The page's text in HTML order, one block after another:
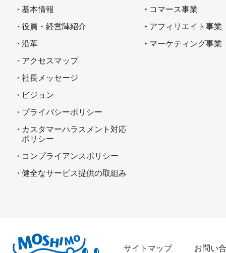
基本情報
役員・経営陣紹介
沿革
アクセスマップ
社長メッセージ
ビジョン
プライバシーポリシー
カスタマーハラスメント対応
ポリシー
コンプライアンスポリシー
健全なサービス提供の取組み
コマース事業
アフィリエイト事業
マーケティング事業
サイトマップ お問い